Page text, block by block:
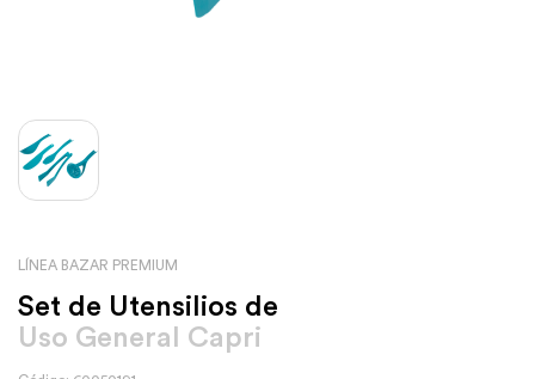
LÍNEA BAZAR PREMIUM
Set de Utensilios de
Uso General Capri